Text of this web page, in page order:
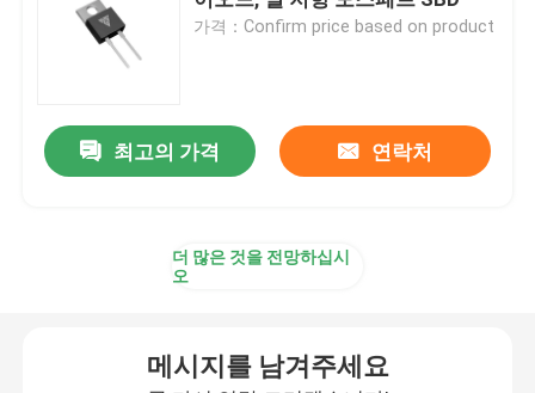
슈퍼 융합 MOSFET
실리콘 카비드 SBD
저전압 MOSFET
고전력 IGBT
가격：Confirm price based on product
최고의 가격 연락처
더 많은 것을 전망하십시
오
메시지를 남겨주세요